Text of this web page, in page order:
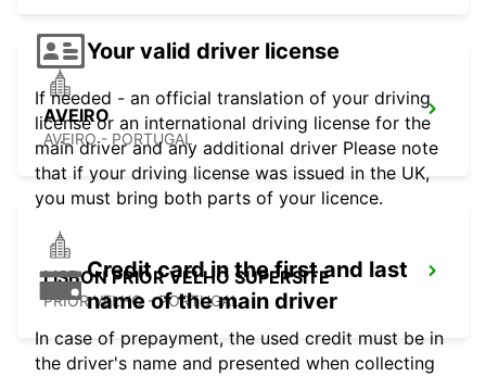
AVEIRO
AVEIRO - PORTUGAL
LISBON PRIOR VELHO SUPERSITE
PRIOR VELHO - PORTUGAL
Your valid driver license
If needed - an official translation of your driving
license or an international driving license for the
main driver and any additional driver Please note
that if your driving license was issued in the UK,
you must bring both parts of your licence.
Credit card in the first and last
name of the main driver
In case of prepayment, the used credit must be in
the driver's name and presented when collecting